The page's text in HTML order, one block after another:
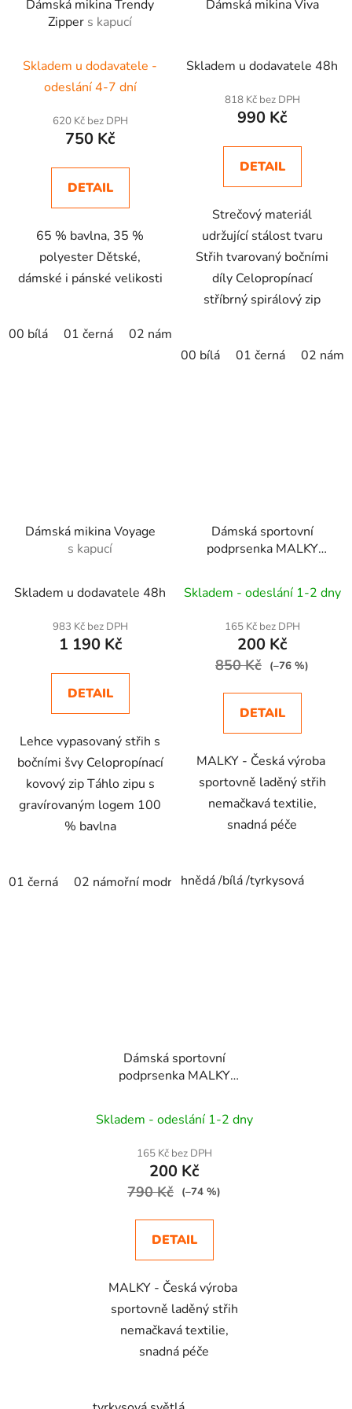
Dámská mikina Trendy
Zipper s kapucí
Skladem u dodavatele -
odeslání 4-7 dní
620 Kč bez DPH
750 Kč
DETAIL
65 % bavlna, 35 %
polyester Dětské,
dámské i pánské velikosti
00 bílá 01 černá 02 námořní modrá
Dámská mikina Viva
Skladem u dodavatele 48h
818 Kč bez DPH
990 Kč
DETAIL
Strečový materiál
udržující stálost tvaru
Střih tvarovaný bočními
díly Celopropínací
stříbrný spirálový zip
00 bílá 01 černá 02
Dámská mikina Voyage
s kapucí
Skladem u dodavatele 48h
983 Kč bez DPH
1 190 Kč
DETAIL
Lehce vypasovaný střih s
bočními švy Celopropínací
kovový zip Táhlo zipu s
gravírovaným logem 100
% bavlna
01 černá 02 námořní modrá 12 tmavě šedý melír
Dámská sportovní
podprsenka MALKY
Skladem - odeslání 1-2 dny
165 Kč bez DPH
200 Kč
850 Kč (–76 %)
DETAIL
MALKY - Česká výroba
sportovně laděný střih
nemačkavá textilie,
snadná péče
hnědá /bílá /tyrkysová
Dámská sportovní
podprsenka MALKY
Skladem - odeslání 1-2 dny
165 Kč bez DPH
200 Kč
790 Kč (–74 %)
DETAIL
MALKY - Česká výroba
sportovně laděný střih
nemačkavá textilie,
snadná péče